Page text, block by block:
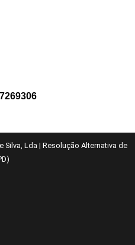
Silva, Lda | Resolução Alternativa de